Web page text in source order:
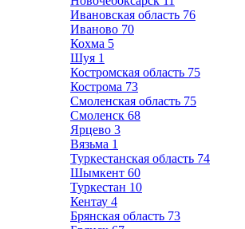
Ивановская область 76
Иваново 70
Кохма 5
Шуя 1
Костромская область 75
Кострома 73
Смоленская область 75
Смоленск 68
Ярцево 3
Вязьма 1
Туркестанская область 74
Шымкент 60
Туркестан 10
Кентау 4
Брянская область 73